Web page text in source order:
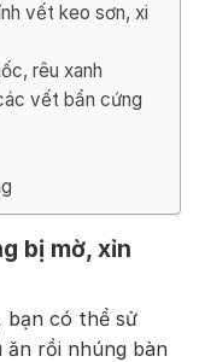
vết keo sơn, xi
rêu xanh
vết bẩn cứng
bị mờ, xỉn
bạn có thể sử
rồi nhúng bàn